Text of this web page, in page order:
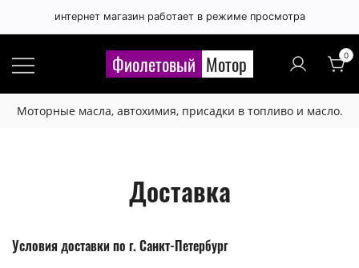
интернет магазин работает в режиме просмотра
Фиолетовый Мотор 0
Моторные масла, автохимия, присадки в топливо и масло.
Доставка
Условия доставки по г. Санкт-Петербург